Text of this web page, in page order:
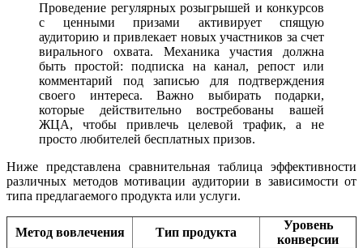
Проведение регулярных розыгрышей и конкурсов
с ценными призами активирует спящую
аудиторию и привлекает новых участников за счет
вирального охвата. Механика участия должна
быть простой: подписка на канал, репост или
комментарий под записью для подтверждения
своего интереса. Важно выбирать подарки,
которые действительно востребованы вашей
ЖЦА, чтобы привлечь целевой трафик, а не
просто любителей бесплатных призов.
Ниже представлена сравнительная таблица эффективности
различных методов мотивации аудитории в зависимости от
типа предлагаемого продукта или услуги.
Метод вовлечения Тип продукта
Уровень
конверсии